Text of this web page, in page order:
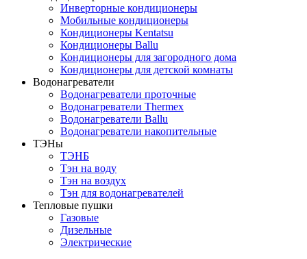
Инверторные кондиционеры
Мобильные кондиционеры
Кондиционеры Kentatsu
Кондиционеры Ballu
Кондиционеры для загородного дома
Кондиционеры для детской комнаты
Водонагреватели
Водонагреватели проточные
Водонагреватели Thermex
Водонагреватели Ballu
Водонагреватели накопительные
ТЭНы
ТЭНБ
Тэн на воду
Тэн на воздух
Тэн для водонагревателей
Тепловые пушки
Газовые
Дизельные
Электрические